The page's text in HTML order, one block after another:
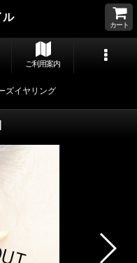
ル
カート
ご利用案内
ズイヤリング